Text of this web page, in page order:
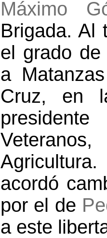
Máximo
Brigada. Al
el grado de
a
Cruz, en
acordó
por el de
a este